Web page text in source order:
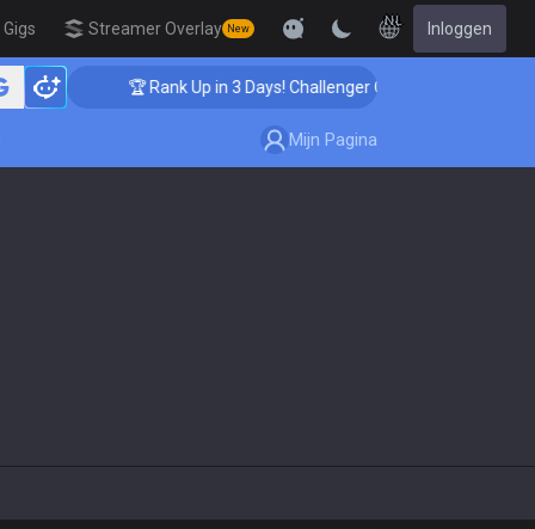
Gigs Streamer Overlay New
NL Inloggen
🏆 Rank Up in 3 Days! Challenger Coaching
Mijn Pagina